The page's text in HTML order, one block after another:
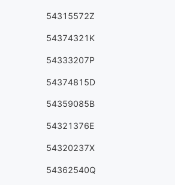
54315572Z
54374321K
54333207P
54374815D
54359085B
54321376E
54320237X
54362540Q